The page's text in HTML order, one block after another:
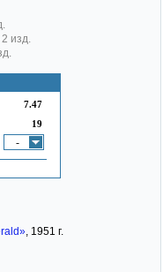
7.47
19
-
изд.
, 1951 г.